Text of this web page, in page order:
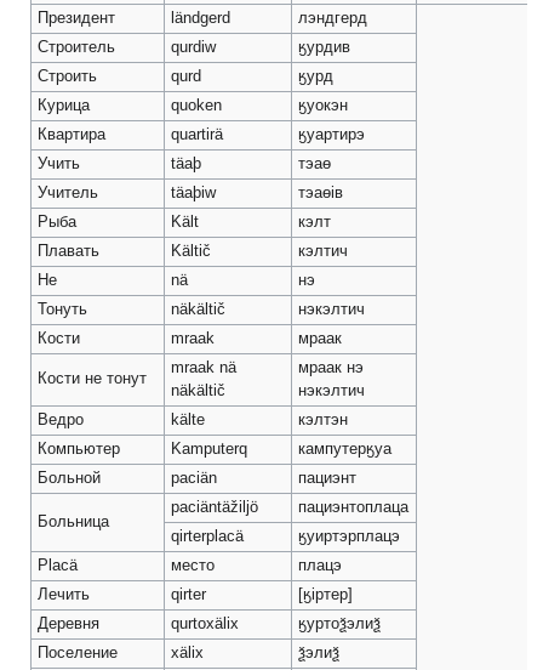
Президент
ländgerd
лэндгерд
Строитель
qurdiw
ӄурдив
Строить
qurd
ӄурд
Курица
quoken
ӄуокэн
Квартира
quartirä
ӄуартирэ
Учить
täaþ
тэаѳ
Учитель
täaþiw
тэаѳiв
Рыба
Kält
кэлт
Плавать
Kältič
кэлтич
Не
nä
нэ
Тонуть
näkältič
нэкэлтич
Кости
mraak мраак
Кости не тонут
mraak nä
näkältič
мраак нэ
нэкэлтич
Ведро
kälte
кэлтэн
Компьютер
Kamputerq
кампутерӄуа
Больной
paciän пациэнт
Больница
paciäntäžiljö
пациэнтоплаца
qirterplacä
ӄуиртэрплацэ
Placä
место
плацэ
Лечить
qirter
[ӄiртер]
Деревня
qurtoxälix
ӄуртоѯэлиѯ
Поселение
xälix ѯэлиѯ